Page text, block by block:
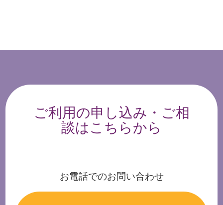
ご利用の申し込み・ご相
談はこちらから
お電話でのお問い合わせ